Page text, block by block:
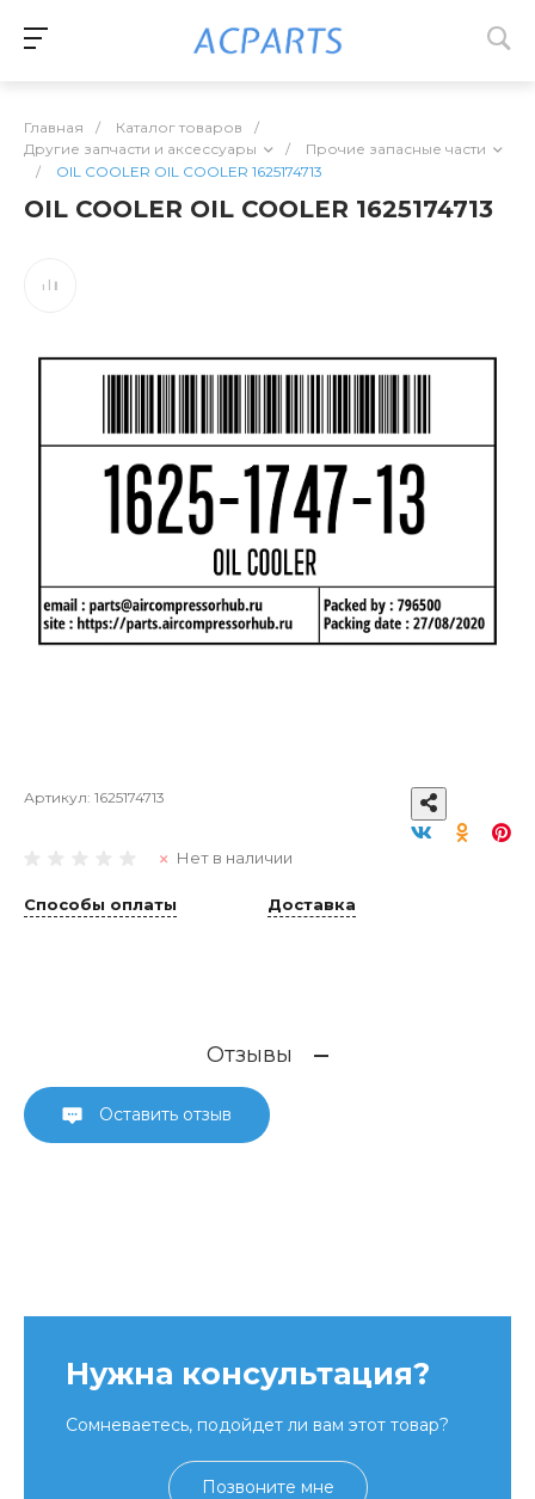
Главная / Каталог товаров
/
Другие запчасти и аксессуары
/
Прочие запасные части
/
OIL COOLER OIL COOLER 1625174713
OIL COOLER OIL COOLER 1625174713
Артикул: 1625174713
Нет в наличии
Способы оплаты Доставка
Отзывы
Оставить отзыв
Нужна консультация?
Сомневаетесь, подойдет ли вам этот товар?
Позвоните мне